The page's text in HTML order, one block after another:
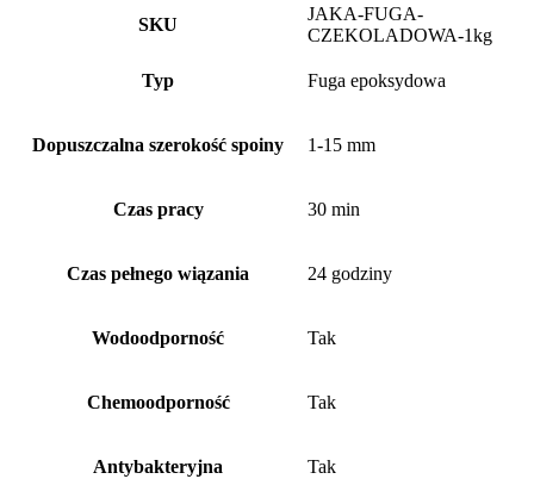
mozaik
SKU
JAKA-FUGA-
CZEKOLADOWA-1kg
Typ Fuga epoksydowa
Dopuszczalna szerokość spoiny 1-15 mm
Czas pracy 30 min
Czas pełnego wiązania 24 godziny
Wodoodporność Tak
Chemoodporność Tak
Antybakteryjna Tak